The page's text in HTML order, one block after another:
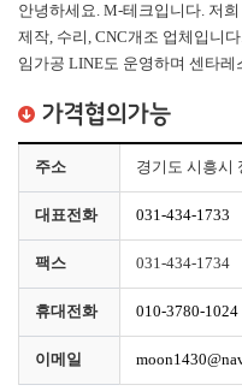
안녕하세요. M-테크입니다. 저
제작, 수리, CNC개조 업체입니
임가공 LINE도 운영하며 센타
가격협의가능
주소 경기도 시흥시
대표전화 031-434-1733
팩스 031-434-1734
휴대전화 010-3780-1024
이메일